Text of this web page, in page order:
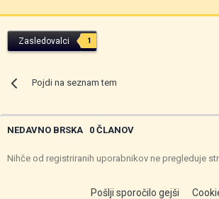
Zasledovalci 1
Pojdi na seznam tem
NEDAVNO BRSKA 0 ČLANOV
Nihče od registriranih uporabnikov ne pregleduje
Pošlji sporočilo gejši